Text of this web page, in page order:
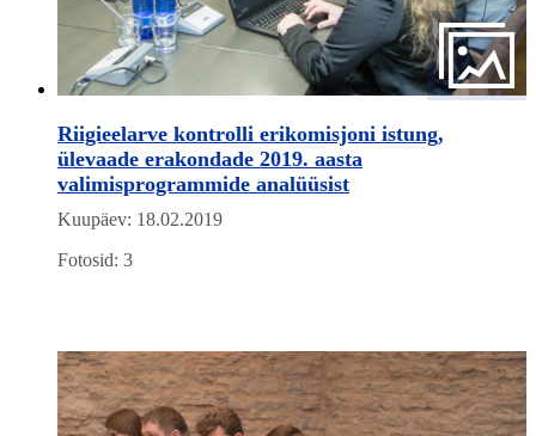
Riigieelarve kontrolli erikomisjoni istung,
ülevaade erakondade 2019. aasta
valimisprogrammide analüüsist
Kuupäev: 18.02.2019
Fotosid: 3